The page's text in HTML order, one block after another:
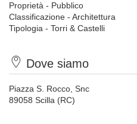
Proprietà - Pubblico
Classificazione - Architettura
Tipologia - Torri & Castelli
Dove siamo
Piazza S. Rocco, Snc
89058 Scilla (RC)